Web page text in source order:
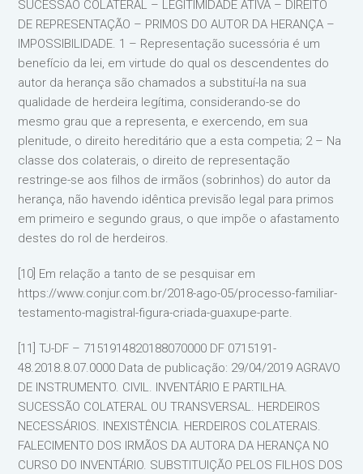
SUCESSÃO COLATERAL – LEGITIMIDADE ATIVA – DIREITO
DE REPRESENTAÇÃO – PRIMOS DO AUTOR DA HERANÇA –
IMPOSSIBILIDADE. 1 – Representação sucessória é um
benefício da lei, em virtude do qual os descendentes do
autor da herança são chamados a substituí-la na sua
qualidade de herdeira legítima, considerando-se do
mesmo grau que a representa, e exercendo, em sua
plenitude, o direito hereditário que a esta competia; 2 – Na
classe dos colaterais, o direito de representação
restringe-se aos filhos de irmãos (sobrinhos) do autor da
herança, não havendo idêntica previsão legal para primos
em primeiro e segundo graus, o que impõe o afastamento
destes do rol de herdeiros.
[10] Em relação a tanto de se pesquisar em
https://www.conjur.com.br/2018-ago-05/processo-familiar-
testamento-magistral-figura-criada-guaxupe-parte.
[11] TJ-DF – 7151914820188070000 DF 0715191-
48.2018.8.07.0000 Data de publicação: 29/04/2019 AGRAVO
DE INSTRUMENTO. CIVIL. INVENTÁRIO E PARTILHA.
SUCESSÃO COLATERAL OU TRANSVERSAL. HERDEIROS
NECESSÁRIOS. INEXISTÊNCIA. HERDEIROS COLATERAIS.
FALECIMENTO DOS IRMÃOS DA AUTORA DA HERANÇA NO
CURSO DO INVENTÁRIO. SUBSTITUIÇÃO PELOS FILHOS DOS